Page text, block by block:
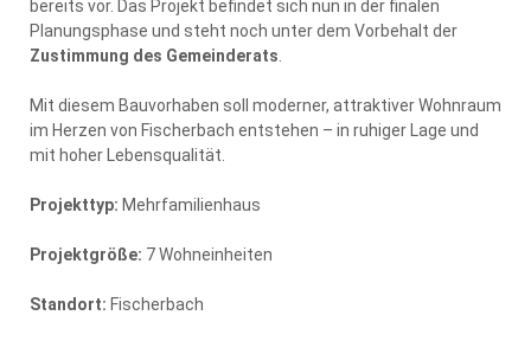
bereits vor. Das Projekt befindet sich nun in der finalen
Planungsphase und steht noch unter dem Vorbehalt der
Zustimmung des Gemeinderats
Mit diesem Bauvorhaben soll moderner, attraktiver Wohnraum
im Herzen von Fischerbach entstehen – in ruhiger Lage und
mit hoher Lebensqualität.
Projekttyp: Mehrfamilienhaus
Projektgröße: 7 Wohneinheiten
Standort: Fischerbach